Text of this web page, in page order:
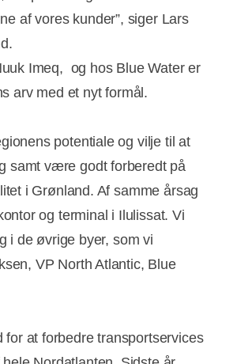
af vores kunder”, siger Lars
Imeq, og hos Blue Water er
arv med et nyt formål.
potentiale og vilje til at
samt være godt forberedt på
i Grønland. Af samme årsag
og terminal i Ilulissat. Vi
i de øvrige byer, som vi
VP North Atlantic, Blue
at forbedre transportservices